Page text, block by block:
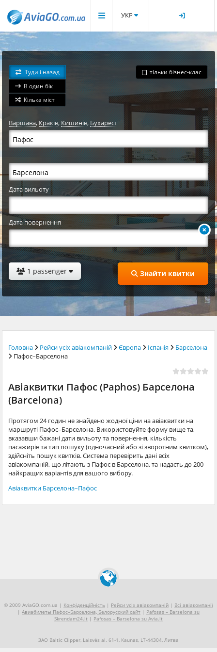
УКР
Туди і назад
В один бік
Кілька міст
тільки бізнес-клас
Варшава,Краків, Кишинів, Бухарест
Дата вильоту
Дата повернення
1 passenger Знайти квитки
Головна Рейси усіх авіакомпаній Європа Іспанія
Барселона
Пафос–Барселона
Авіаквитки Пафос (Paphos) Барселона
(Barcelona)
Протягом 24 годин не знайдено жодної ціни на авіаквитки на
маршруті Пафос–Барселона. Використовуйте форму вище та,
вказавши бажані дати вильоту та повернення, кількість
пасажирів та тип пошуку (одночасний або зі зворотним квитком),
здійсніть пошук квитків. Система перевірить дані всіх
авіакомпаній, що літають з Пафос в Барселона, та надасть до 200
найкращих варіантів для вашого вибору.
Авіаквитки Барселона–Пафос
© 2009 AviaGO.com.ua | Конфіденційність | Рейси усіх авіакомпаній | Всі авіакомпанії
| Авиабилеты Пафос–Барселона, Белорусский сайт | Pafosas – Barselona su
Skrendam24.lt | Pafosas – Barselona su Avia.lt
ЗАО Baltic Clipper, Laisvės al. 61-1, Kaunas, LT-44304, Литва